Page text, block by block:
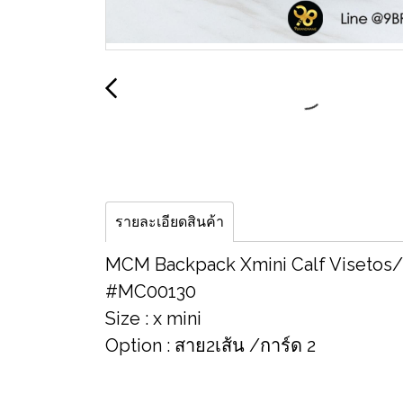
รายละเอียดสินค้า
MCM Backpack Xmini Calf
#MC00130
Size : x mini
Option : สาย2เส้น /การ์ด 2